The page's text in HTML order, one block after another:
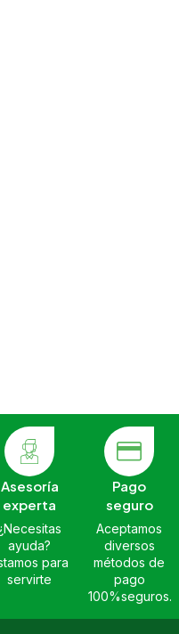
Asesoría
experta
ayuda?
para
servirte
Pago
seguro
Aceptamos
diversos
métodos de
pago
100%seguros.